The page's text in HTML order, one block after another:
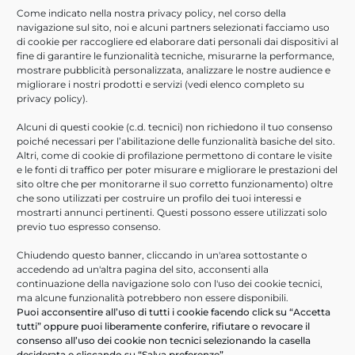
Come indicato nella nostra privacy policy, nel corso della
navigazione sul sito, noi e alcuni partners selezionati facciamo uso
di cookie per raccogliere ed elaborare dati personali dai dispositivi al
fine di garantire le funzionalità tecniche, misurarne la performance,
mostrare pubblicità personalizzata, analizzare le nostre audience e
migliorare i nostri prodotti e servizi (vedi elenco completo su
privacy policy).
Alcuni di questi cookie (c.d. tecnici) non richiedono il tuo consenso
poiché necessari per l’abilitazione delle funzionalità basiche del sito.
Altri, come di cookie di profilazione permettono di contare le visite
e le fonti di traffico per poter misurare e migliorare le prestazioni del
sito oltre che per monitorarne il suo corretto funzionamento) oltre
che sono utilizzati per costruire un profilo dei tuoi interessi e
mostrarti annunci pertinenti. Questi possono essere utilizzati solo
previo tuo espresso consenso.
Chiudendo questo banner, cliccando in un'area sottostante o
accedendo ad un'altra pagina del sito, acconsenti alla
continuazione della navigazione solo con l'uso dei cookie tecnici,
ma alcune funzionalità potrebbero non essere disponibili.
Puoi acconsentire all’uso di tutti i cookie facendo click su “Accetta
tutti” oppure puoi liberamente conferire, rifiutare o revocare il
consenso all’uso dei cookie non tecnici selezionando la casella
Sosteniamo il percorso di Digital Transformation
dei nostri
clienti implementando soluzioni basate su piattaforme
tecnologiche leader di mercato, realizzando applicativi custom
ed erogando servizi professionali di qualità.
Scopri di più
Lavora con noi
Che tu sia un professionista con esperienza, o un neolaureato,
abbiamo la posizione giusta per te.
Invia candidatura
Accesso Rapido
Contatti
Servizi